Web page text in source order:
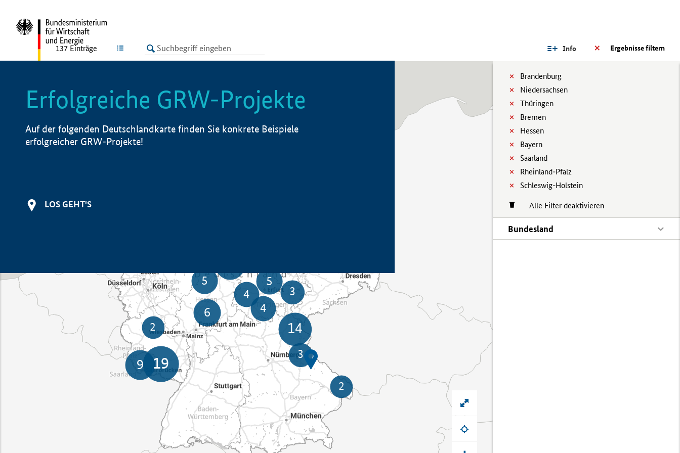
LISTE Ergebnisse filtern
Info
Brandenburg
Niedersachsen
Thüringen
Bremen
Hessen
Bayern
Saarland
Rheinland-Pfalz
Schleswig-Holstein
Alle Filter deaktivieren
Bundesland
137 Einträge
Erfolgreiche GRW-Projekte
Auf der folgenden Deutschlandkarte finden Sie konkrete Beispiele
erfolgreicher GRW-Projekte!
LOS GEHT'S